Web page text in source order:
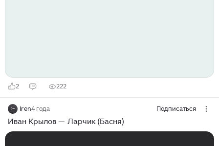
2 222
Iren4 года Подписаться
Иван Крылов — Ларчик (Басня)